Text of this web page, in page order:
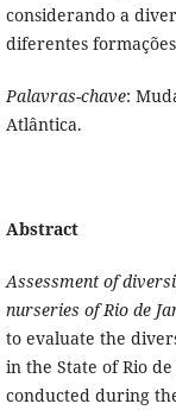
considerando a
diferentes
Palavras-chave:
Atlântica.
Abstract
Assessment of
nurseries of Rio de
to evaluate the
in the State of Rio
conducted during